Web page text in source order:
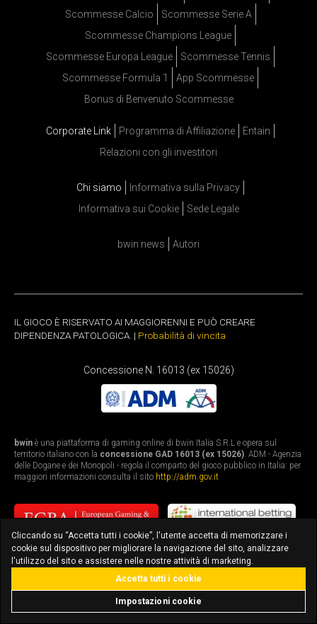
Scommesse Calcio
Scommesse Serie A
Scommesse Champions League
Scommesse Europa League
Scommesse Tennis
Scommesse Formula 1
App Scommesse
Bonus di Benvenuto Scommesse
Corporate Link Programma di Affiliazione
Entain
Relazioni con gli investitori
Chi siamo
Informativa sulla Privacy
Informativa sui Cookie
Sede Legale
bwin news Autori
IL GIOCO È RISERVATO AI MAGGIORENNI E PUÒ CREARE
DIPENDENZA PATOLOGICA. | Probabilità di vincita
Concessione N. 16013 (ex 15026)
bwin è una piattaforma di gaming online di bwin Italia S.R.L e opera sul
territorio italiano con la concessione GAD 16013 (ex 15026). ADM - Agenzia
delle Dogane e dei Monopoli - regola il comparto del gioco pubblico in Italia: per
maggiori informazioni consulta il sito http://adm.gov.it
bonus fino a 3.010€ scarica l'app
Cliccando su “Accetta tutti i cookie”, l'utente accetta di memorizzare i
cookie sul dispositivo per migliorare la navigazione del sito, analizzare
l'utilizzo del sito e assistere nelle nostre attività di marketing.
Impostazioni cookie
Accetta tutti i cookie